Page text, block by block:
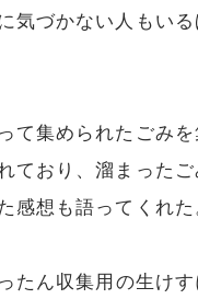
気づかない人もい
て集められたごみ
ており、溜まった
感想も語ってくれた
たん収集用の生け